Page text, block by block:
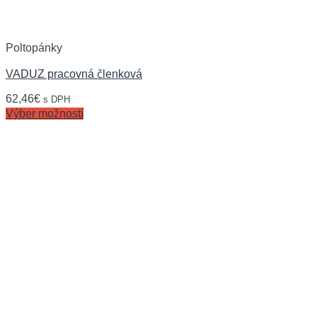
Poltopánky
VADUZ pracovná členková
62,46€ s DPH
Výber možností